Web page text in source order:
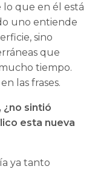
lo que en él está
uno entiende
sino
que
tiempo.
las frases.
¿no sintió
esta nueva
ya tanto